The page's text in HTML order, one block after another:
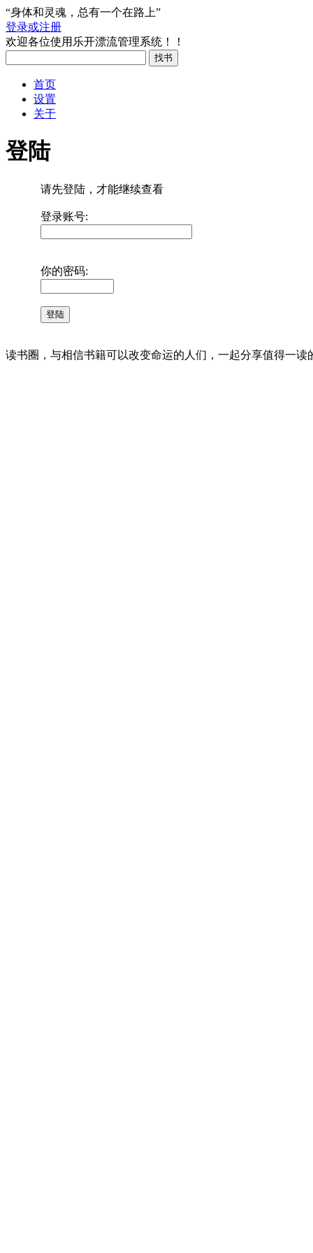
“身体和灵魂，总有一个在路上”
登录或注册
欢迎各位使用乐开漂流管理系统！！
首页
设置
关于
登陆
请先登陆，才能继续查看
登录账号:
你的密码:
读书圈，与相信书籍可以改变命运的人们，一起分享值得一读